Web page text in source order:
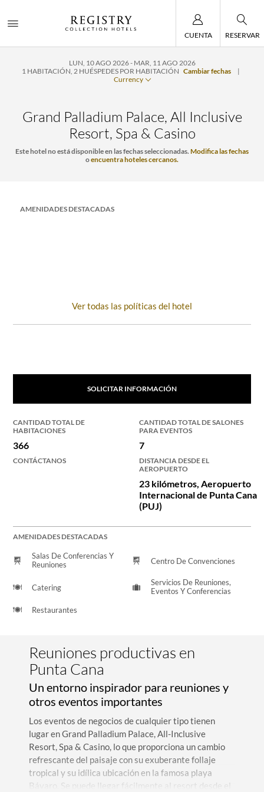
CUENTA RESERVAR
LUN, 10 AGO 2026
MAR, 11 AGO 2026
1 HABITACIÓN, 2 HUÉSPEDES POR HABITACIÓN Cambiar fechas
|
Currency
Grand Palladium Palace, All Inclusive
Resort, Spa & Casino
Este hotel no está disponible en las fechas seleccionadas. Modifica las fechas
oencuentra hoteles cercanos.
AMENIDADES DESTACADAS
Ver todas las políticas del hotel
SOLICITAR INFORMACIÓN
CANTIDAD TOTAL DE
HABITACIONES
366
CONTÁCTANOS
CANTIDAD TOTAL DE SALONES
PARA EVENTOS
7
DISTANCIA DESDE EL
AEROPUERTO
23 kilómetros, Aeropuerto
Internacional de Punta Cana
(PUJ)
AMENIDADES DESTACADAS
Salas De Conferencias Y
Reuniones
Centro De Convenciones
Catering
Servicios De Reuniones,
Eventos Y Conferencias
Restaurantes
Reuniones productivas en
Punta Cana
Un entorno inspirador para reuniones y
otros eventos importantes
Los eventos de negocios de cualquier tipo tienen
lugar en Grand Palladium Palace, All-Inclusive
Resort, Spa & Casino, lo que proporciona un cambio
refrescante del paisaje con su exuberante follaje
tropical y su idílica ubicación en la famosa playa
Bávaro. Se puede llegar fácilmente al resort desde el